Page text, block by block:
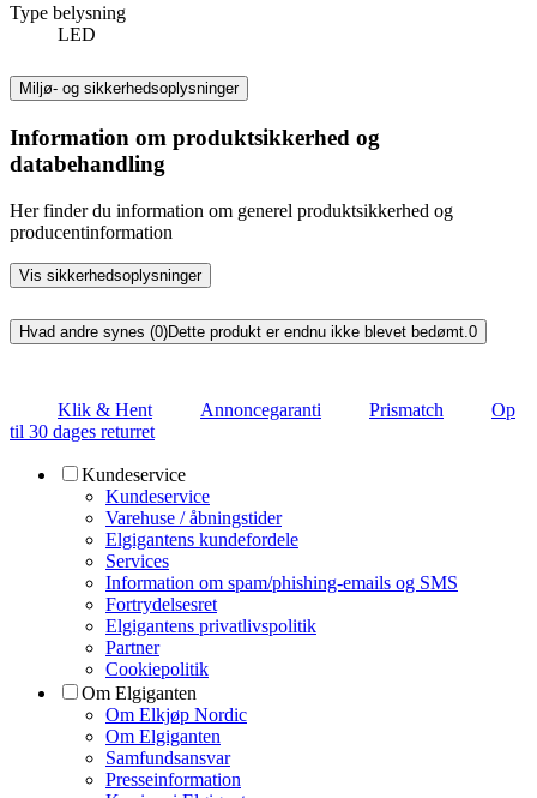
Type belysning
LED
Miljø- og sikkerhedsoplysninger
Information om produktsikkerhed og
databehandling
Her finder du information om generel produktsikkerhed og
producentinformation
Vis sikkerhedsoplysninger
Hvad andre synes (0)Dette produkt er endnu ikke blevet bedømt. 0
Klik & Hent Annoncegaranti Prismatch
Op
til 30 dages returret
Kundeservice
Kundeservice
Varehuse / åbningstider
Elgigantens kundefordele
Services
Information om spam/phishing-emails og SMS
Fortrydelsesret
Elgigantens privatlivspolitik
Partner
Cookiepolitik
Om Elgiganten
Om Elkjøp Nordic
Om Elgiganten
Samfundsansvar
Presseinformation